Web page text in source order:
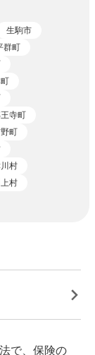
生駒市
群町
寺町
町
村
村
で、保険の